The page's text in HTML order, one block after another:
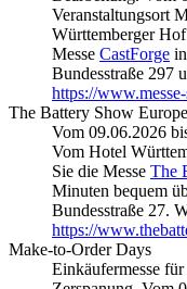
Veranstaltungsort
Württemberger
Messe CastForge
Bundesstraße 297
https://
The Battery Show Europe
Vom 09.06.2026
Vom Hotel
Sie die Messe The
Minuten bequem
Bundesstraße 27.
https://
Make-to-Order Days
Einkäufermesse